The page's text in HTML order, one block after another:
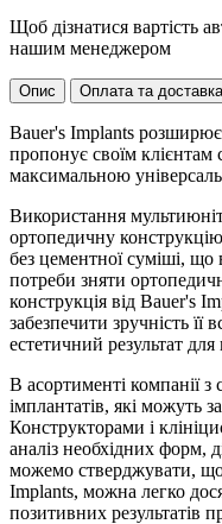
Щоб дізнатися вартість
нашим менеджером
Опис Оплата та доставка
Bauer's Implants розширює
пропонує своїм клієнтам
максимальною
Використання
ортопедичну
без цементної суміші, що
потреби зняти
конструкція від Bauer's
забезпечити зручність її
естетичний результат для
В асортименті компанії з
імплантатів, які можуть
Конструкторами і
аналіз необхідних форм,
можемо стверджувати,
Implants, можна легко
позитивних результатів